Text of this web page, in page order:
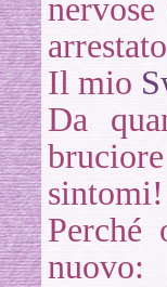
Il mio
Da
sintomi!
Perché
nuovo: